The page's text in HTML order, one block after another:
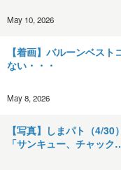
May 10, 2026
【着画】バルーンベス
ない・・・
May 8, 2026
【写真】しまパト（4/
「サンキュー、チャック